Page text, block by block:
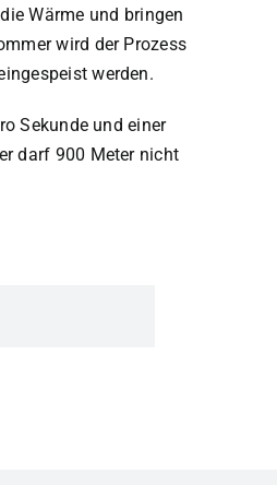
Wärme und bringen
wird der Prozess
werden.
Sekunde und einer
darf 900 Meter nicht